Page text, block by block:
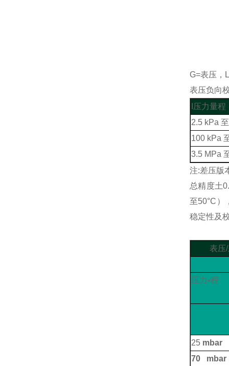
G=表压，
表压负向
I压力量程
2.5 kPa
100 kPa
3.5 MPa
注:差压版
总精度土
至50°C）
稳定性及
表压
压力•程
25 mbar
70 mbar